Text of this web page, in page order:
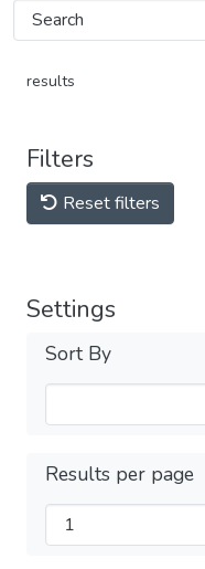
results
Filters
Reset filters
Settings
Sort By
Results per page